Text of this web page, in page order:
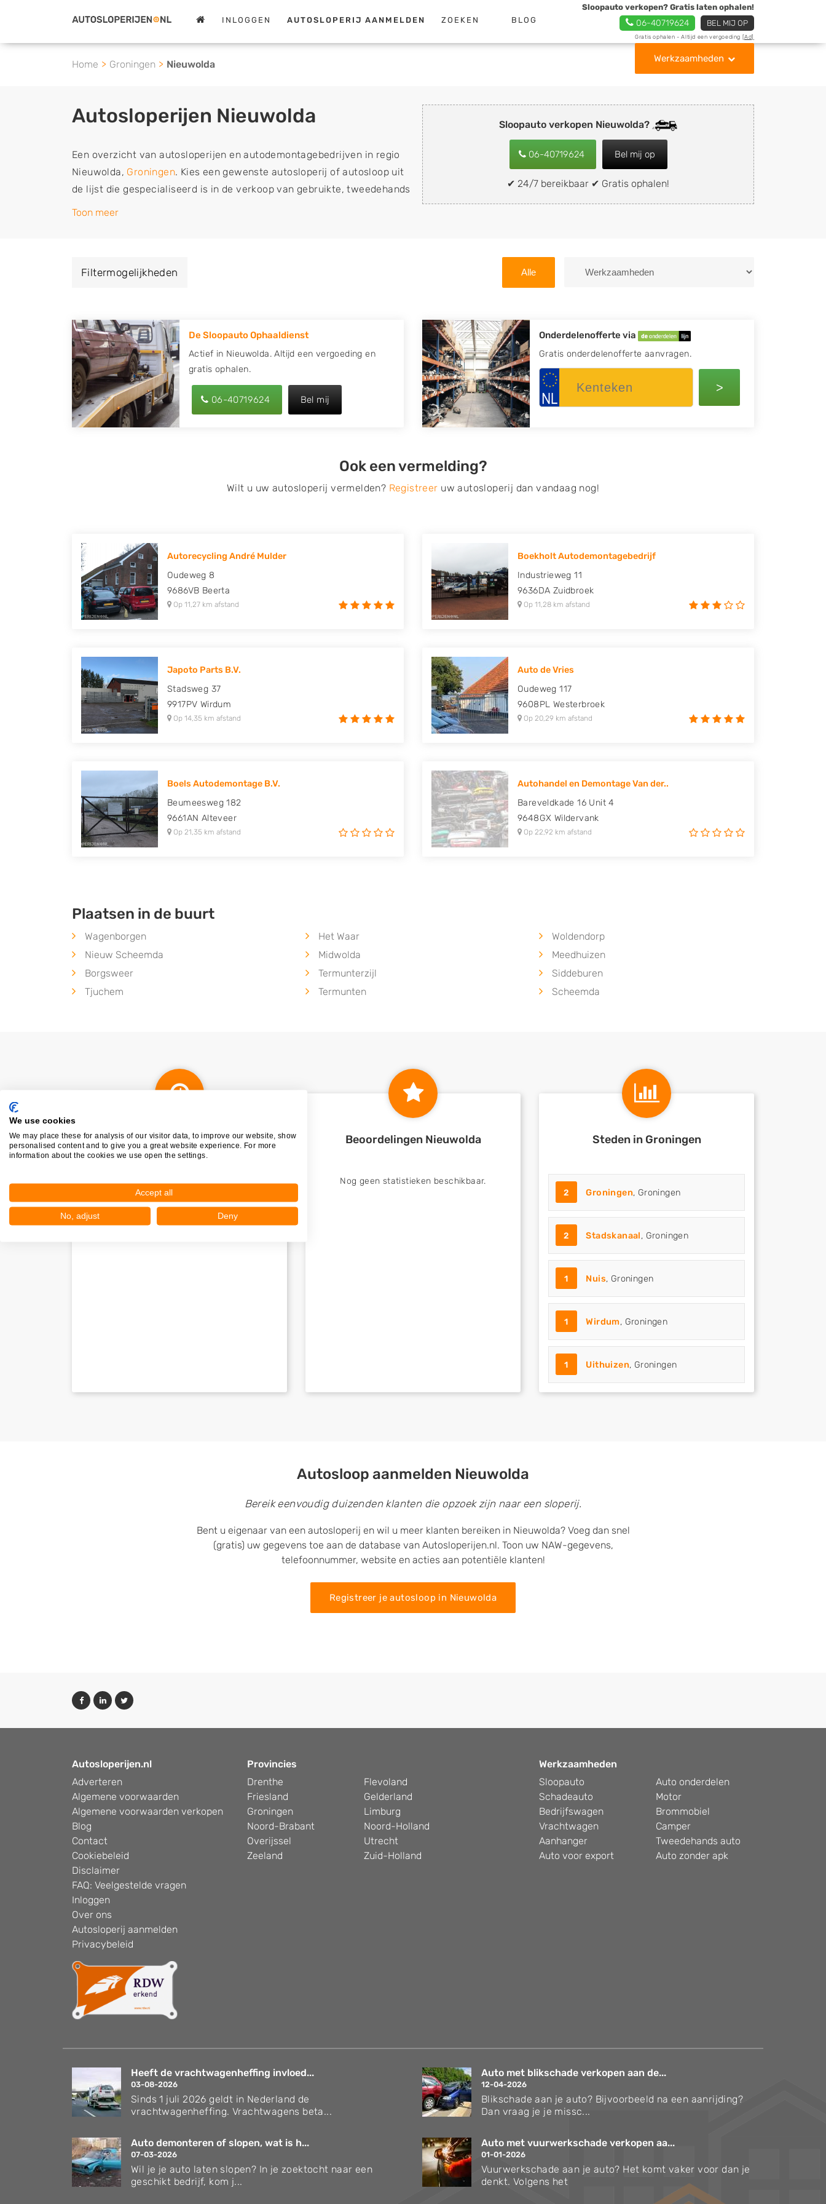
INLOGGEN AUTOSLOPERIJ AANMELDEN ZOEKEN BLOG
Sloopauto verkopen? Gratis laten ophalen!
06-40719624 BEL MIJ OP
Gratis ophalen - Altijd een vergoeding [Ad]
Werkzaamheden
Home Groningen Nieuwolda
Sloopauto verkopen Nieuwolda?
06-40719624 Bel mij op
✔ 24/7 bereikbaar ✔ Gratis ophalen!
Autosloperijen Nieuwolda
Een overzicht van autosloperijen en autodemontagebedrijven in regio
Nieuwolda, Groningen. Kies een gewenste autosloperij of autosloop uit
de lijst die gespecialiseerd is in de verkoop van gebruikte, tweedehands
en sloopauto onderdelen of in de inkoop van sloopauto's, schadeauto's
of deze liever laten ophalen op een locatie naar keuze? Kies dan voor
Zoekt u liever naar een sloperij in een andere plaats of regio? U vindt
hier alle bedrijven inGroningen. U kunt ookzoekennaar een sloop met
behulp van uw postcode.
U kunt er ook voor kiezen om direct uw sloopauto te verkopen en op te
laten halen door de Sloopauto Ophaaldienst van Autosloperijen.nl. Wij
tweedehands auto onderdelen offerte aanvragen? Dat kan via de
Onderdelenlijn! Vul uw kenteken in en druk op verzenden.
Honda, Hyundai, Kia, Mazda, Mercedes Benz, Mitsubishi, Nissan, Opel,
Peugeot, Porsche, Renault, Seat, Skoda, Suzuki, Tesla, Toyota,
Volkswagen en Volvo.
Toon meer
Filtermogelijkheden Alle
De Sloopauto Ophaaldienst
Actief in Nieuwolda. Altijd een vergoeding en
gratis ophalen.
06-40719624 Bel mij
Onderdelenofferte via
Gratis onderdelenofferte aanvragen.
>
Ook een vermelding?
Wilt u uw autosloperij vermelden? Registreer uw autosloperij dan vandaag nog!
Autorecycling André Mulder
Oudeweg 8
9686VB Beerta
Op 11,27 km afstand
Boekholt Autodemontagebedrijf
Industrieweg 11
9636DA Zuidbroek
Op 11,28 km afstand
Japoto Parts B.V.
Stadsweg 37
9917PV Wirdum
Op 14,35 km afstand
Auto de Vries
Oudeweg 117
9608PL Westerbroek
Op 20,29 km afstand
Boels Autodemontage B.V.
Beumeesweg 182
9661AN Alteveer
Op 21,35 km afstand
Autohandel en Demontage Van der..
Bareveldkade 16 Unit 4
9648GX Wildervank
Op 22,92 km afstand
Plaatsen in de buurt
Wagenborgen Het Waar
Woldendorp
Nieuw Scheemda
Midwolda
Meedhuizen
Borgsweer
Termunterzijl
Siddeburen
Tjuchem
Termunten Scheemda
Nieuw in Nieuwolda
Nog geen statistieken beschikbaar.
Beoordelingen Nieuwolda
Nog geen statistieken beschikbaar.
Steden in Groningen
2 Groningen, Groningen
2 Stadskanaal, Groningen
1 Nuis, Groningen
1 Wirdum, Groningen
1 Uithuizen, Groningen
Autosloop aanmelden Nieuwolda
Bereik eenvoudig duizenden klanten die opzoek zijn naar een sloperij.
Bent u eigenaar van een autosloperij en wil u meer klanten bereiken in Nieuwolda? Voeg dan snel
(gratis) uw gegevens toe aan de database van Autosloperijen.nl. Toon uw NAW-gegevens,
telefoonnummer, website en acties aan potentiële klanten!
Registreer je autosloop in Nieuwolda
Autosloperijen.nl
Adverteren
Algemene voorwaarden
Algemene voorwaarden verkopen
Blog
Contact
Cookiebeleid
Disclaimer
FAQ: Veelgestelde vragen
Inloggen
Over ons
Autosloperij aanmelden
Privacybeleid
Provincies
Drenthe
Flevoland
Friesland
Gelderland
Groningen
Limburg
Noord-Brabant
Noord-Holland
Overijssel
Utrecht
Zeeland
Zuid-Holland
Werkzaamheden
Sloopauto
Auto onderdelen
Schadeauto
Motor
Bedrijfswagen
Brommobiel
Vrachtwagen
Camper
Aanhanger
Tweedehands auto
Auto voor export
Auto zonder apk
Heeft de vrachtwagenheffing invloed...
03-08-2026
Sinds 1 juli 2026 geldt in Nederland de
vrachtwagenheffing. Vrachtwagens beta...
Auto met blikschade verkopen aan de...
12-04-2026
Blikschade aan je auto? Bijvoorbeeld na een aanrijding?
Dan vraag je je missc...
Auto demonteren of slopen, wat is h...
07-03-2026
Wil je je auto laten slopen? In je zoektocht naar een
geschikt bedrijf, kom j...
Auto met vuurwerkschade verkopen aa...
01-01-2026
Vuurwerkschade aan je auto? Het komt vaker voor dan je
denkt. Volgens het
We use cookies
We may place these for analysis of our visitor data, to improve our website, show
personalised content and to give you a great website experience. For more
information about the cookies we use open the settings.
Accept all
No, adjust Deny